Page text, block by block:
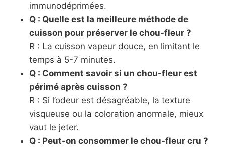
immunodéprimées.
Q : Quelle est la meilleure méthode de
cuisson pour préserver le chou-fleur ?
R : La cuisson vapeur douce, en limitant le
temps à 5-7 minutes.
Q : Comment savoir si un chou-fleur est
périmé après cuisson ?
R : Si l’odeur est désagréable, la texture
visqueuse ou la coloration anormale, mieux
vaut le jeter.
Q : Peut-on consommer le chou-fleur cru ?